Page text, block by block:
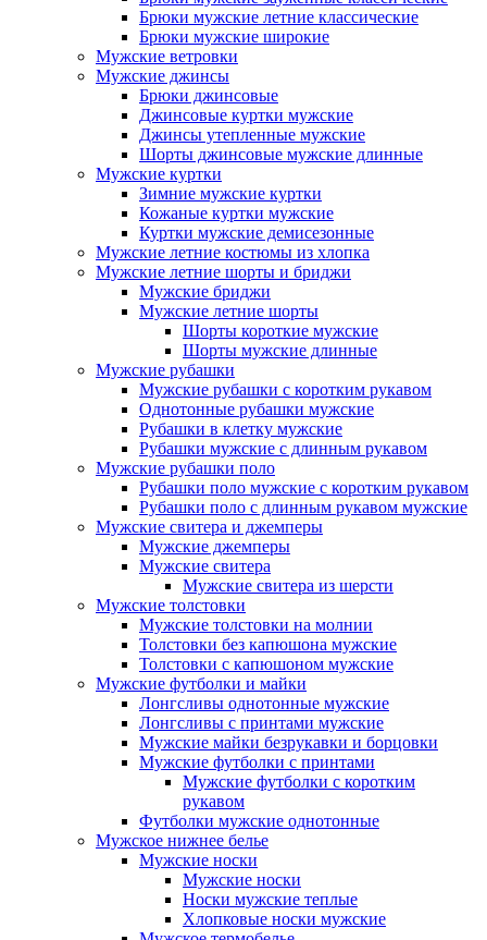
Брюки мужские летние классические
Брюки мужские широкие
Мужские ветровки
Мужские джинсы
Брюки джинсовые
Джинсовые куртки мужские
Джинсы утепленные мужские
Шорты джинсовые мужские длинные
Мужские куртки
Зимние мужские куртки
Кожаные куртки мужские
Куртки мужские демисезонные
Мужские летние костюмы из хлопка
Мужские летние шорты и бриджи
Мужские бриджи
Мужские летние шорты
Шорты короткие мужские
Шорты мужские длинные
Мужские рубашки
Мужские рубашки с коротким рукавом
Однотонные рубашки мужские
Рубашки в клетку мужские
Рубашки мужские с длинным рукавом
Мужские рубашки поло
Рубашки поло мужские с коротким рукавом
Рубашки поло с длинным рукавом мужские
Мужские свитера и джемперы
Мужские джемперы
Мужские свитера
Мужские свитера из шерсти
Мужские толстовки
Мужские толстовки на молнии
Толстовки без капюшона мужские
Толстовки с капюшоном мужские
Мужские футболки и майки
Лонгсливы однотонные мужские
Лонгсливы с принтами мужские
Мужские майки безрукавки и борцовки
Мужские футболки с принтами
Мужские футболки с коротким
рукавом
Футболки мужские однотонные
Мужское нижнее белье
Мужские носки
Мужские носки
Носки мужские теплые
Хлопковые носки мужские